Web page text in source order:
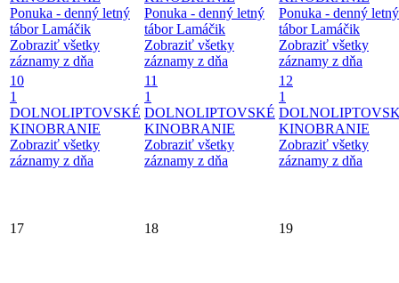
Ponuka - denný letný
tábor Lamáčik
Zobraziť všetky
záznamy z dňa
Ponuka - denný letný
tábor Lamáčik
Zobraziť všetky
záznamy z dňa
Ponuka - denný letný
tábor Lamáčik
Zobraziť všetky
záznamy z dňa
10
1
DOLNOLIPTOVSKÉ
KINOBRANIE
Zobraziť všetky
záznamy z dňa
11
1
DOLNOLIPTOVSKÉ
KINOBRANIE
Zobraziť všetky
záznamy z dňa
12
1
KINOBRANIE
Zobraziť všetky
záznamy z dňa
17 18 19